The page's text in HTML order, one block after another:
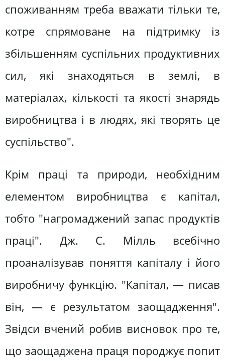
споживанням треба вважати тільки те,
котре спрямоване на підтримку із
збільшенням суспільних продуктивних
сил, які знаходяться в землі, в
матеріалах, кількості та якості знарядь
виробництва і в людях, які творять це
суспільство".
Крім праці та природи, необхідним
елементом виробництва є капітал,
тобто "нагромаджений запас продуктів
праці". Дж. С. Мілль всебічно
проаналізував поняття капіталу і його
виробничу функцію. "Капітал, — писав
він, — є результатом заощадження".
Звідси вчений робив висновок про те,
що заощаджена праця породжує попит